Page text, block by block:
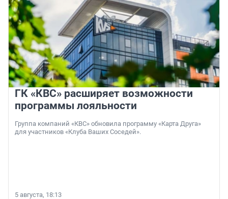
ГК «КВС» расширяет возможности
программы лояльности
Группа компаний «КВС» обновила программу «Карта Друга»
для участников «Клуба Ваших Соседей».
5 августа, 18:13